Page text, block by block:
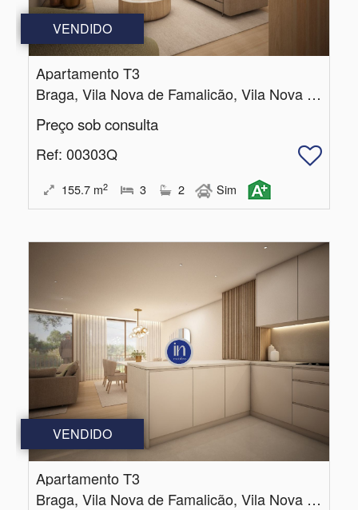
VENDIDO
Apartamento T3
Braga, Vila Nova de Famalicão, Vila Nova de Famalicão e Calendário
Preço sob consulta
Ref: 00303Q
155.7 m2 3 2 Sim
VENDIDO
Apartamento T3
Braga, Vila Nova de Famalicão, Vila Nova de Famalicão e Calendário